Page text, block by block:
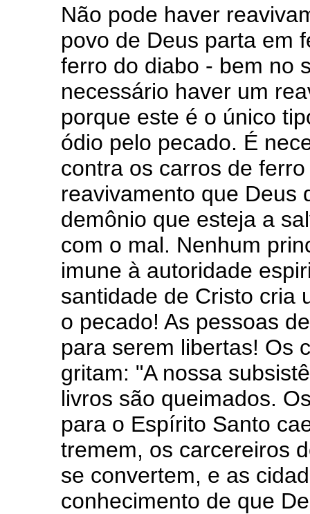
Não pode haver
povo de Deus parta em
ferro do diabo - bem no
necessário haver um
porque este é o único
ódio pelo pecado. É
contra os carros de
reavivamento que Deus
demônio que esteja a
com o mal. Nenhum
imune à autoridade
santidade de Cristo cria
o pecado! As pessoas
para serem libertas! Os
gritam: "A nossa
livros são queimados.
para o Espírito Santo
tremem, os carcereiros
se convertem, e as
conhecimento de que